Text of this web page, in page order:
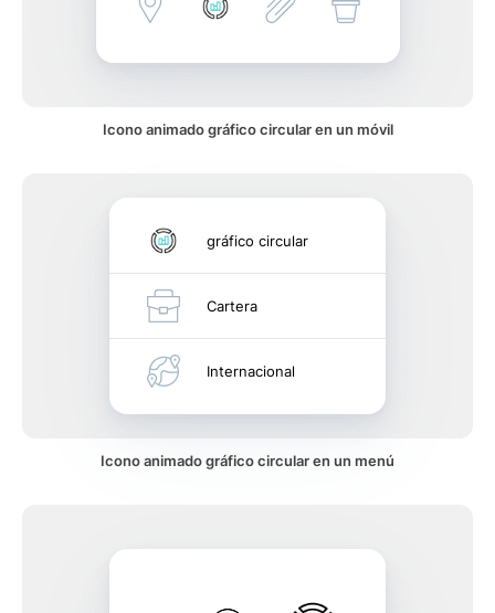
Icono animado gráfico circular en un móvil
gráfico circular
Cartera
Internacional
Icono animado gráfico circular en un menú